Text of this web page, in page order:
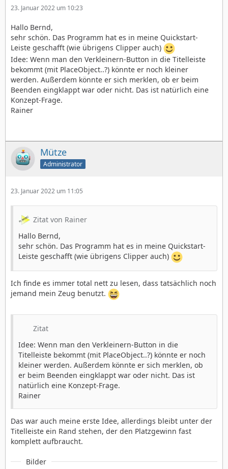
23. Januar 2022 um 10:23
Hallo Bernd,
sehr schön. Das Programm hat es in meine Quickstart-
Leiste geschafft (wie übrigens Clipper auch)
Idee: Wenn man den Verkleinern-Button in die Titelleiste
bekommt (mit PlaceObject..?) könnte er noch kleiner
werden. Außerdem könnte er sich merklen, ob er beim
Beenden eingklappt war oder nicht. Das ist natürlich eine
Konzept-Frage.
Rainer
Mütze
Administrator
23. Januar 2022 um 11:05
Zitat von Rainer
Hallo Bernd,
sehr schön. Das Programm hat es in meine Quickstart-
Leiste geschafft (wie übrigens Clipper auch)
Ich finde es immer total nett zu lesen, dass tatsächlich noch
jemand mein Zeug benutzt.
Zitat
Idee: Wenn man den Verkleinern-Button in die
Titelleiste bekommt (mit PlaceObject..?) könnte er noch
kleiner werden. Außerdem könnte er sich merklen, ob
er beim Beenden eingklappt war oder nicht. Das ist
natürlich eine Konzept-Frage.
Rainer
Das war auch meine erste Idee, allerdings bleibt unter der
Titelleiste ein Rand stehen, der den Platzgewinn fast
komplett aufbraucht.
Bilder